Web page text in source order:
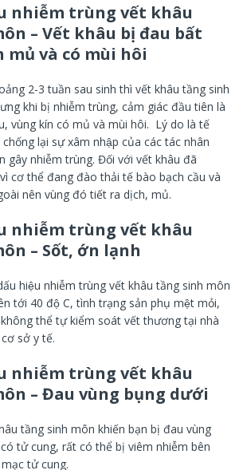
nhiễm trùng vết khâu
– Vết khâu bị đau bất
và có mùi hôi
2-3 tuần sau sinh thì vết khâu tầng sinh
khi bị nhiễm trùng, cảm giác đầu tiên là
vùng kín có mủ và mùi hôi. Lý do là tế
lại sự xâm nhập của các tác nhân
gây nhiễm trùng. Đối với vết khâu đã
cơ thể đang đào thải tế bào bạch cầu và
nên vùng đó tiết ra dịch, mủ.
nhiễm trùng vết khâu
– Sốt, ớn lạnh
hiệu nhiễm trùng vết khâu tầng sinh môn
tới 40 độ C, tình trạng sản phụ mệt mỏi,
thể tự kiểm soát vết thương tại nhà
sở y tế.
nhiễm trùng vết khâu
– Đau vùng bụng dưới
tầng sinh môn khiến bạn bị đau vùng
tử cung, rất có thể bị viêm nhiễm bên
tử cung.